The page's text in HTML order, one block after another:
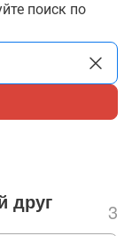
поиск по
друг
3